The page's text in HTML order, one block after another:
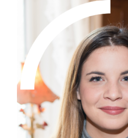
Apprentissage en milieu de
Reconnaissance des
Bilan et reconnaissance des
Initiatives
Destination IA